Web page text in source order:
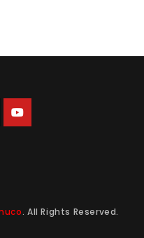
. All Rights Reserved.